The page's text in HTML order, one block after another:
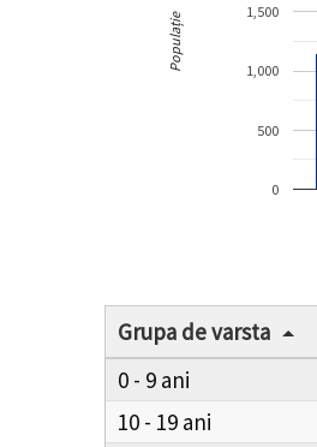
0
500
1,000
1,500
Populație
Grupa de varsta
0 - 9
10 - 19